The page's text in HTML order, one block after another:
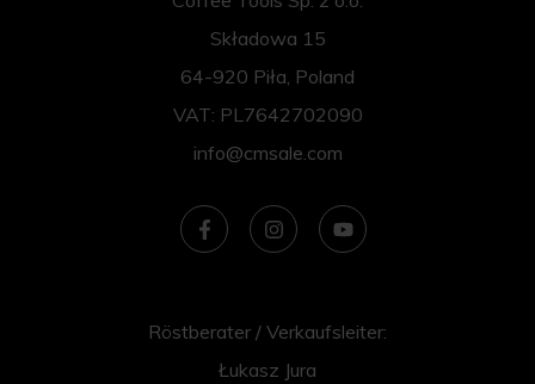
Składowa 15
64-920 Piła, Poland
VAT: PL7642702090
info@cmsale.com
Röstberater / Verkaufsleiter:
Łukasz Jura